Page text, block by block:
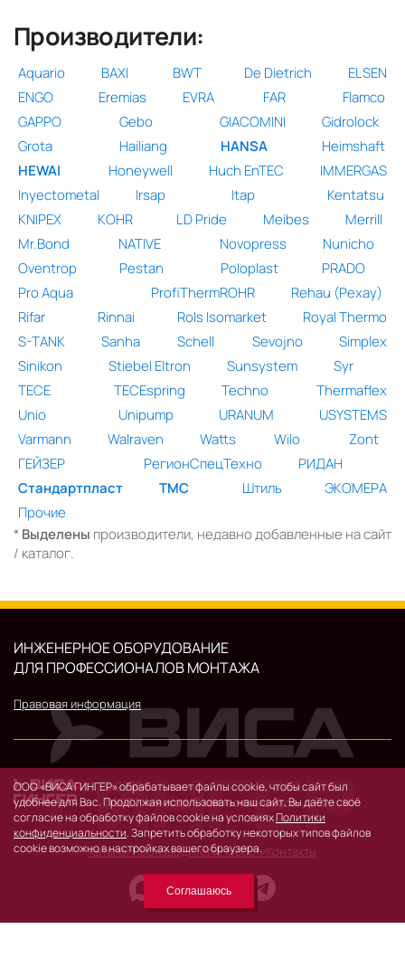
Производители:
Aquario BAXI BWT De Dietrich
ELSEN
ENGO
Eremias EVRA FAR
Flamco
GAPPO
Gebo GIACOMINI
Gidrolock
Grota
Hailiang HANSA
Heimshaft
HEWAI
Honeywell Huch EnTEC
IMMERGAS
Inyectometal
Irsap Itap
Kentatsu
KNIPEX
KOHR LD Pride Meibes
Merrill
Mr.Bond
NATIVE Novopress
Nunicho
Oventrop
Pestan Poloplast
PRADO
Pro Aqua
ProfiThermROHR
Rehau (Рехау)
Rifar
Rinnai Rols Isomarket
Royal Thermo
S-TANK
Sanha Schell Sevojno
Simplex
Sinikon
Stiebel Eltron Sunsystem
Syr
TECE
TECEspring Techno
Thermaflex
Unio
Unipump URANUM
USYSTEMS
Varmann
Walraven Watts Wilo
Zont
ГЕЙЗЕР
РегионСпецТехно
РИДАН
Стандартпласт
ТМС Штиль
ЭКОМЕРА
Прочие
*Выделены производители, недавно добавленные на сайт
/ каталог.
ИНЖЕНЕРНОЕ ОБОРУДОВАНИЕ
ДЛЯ ПРОФЕССИОНАЛОВ МОНТАЖА
Правовая информация
© 2026 г.
119530, Москва, Очаковское шоссе, д. 32.
КаталогПроизводителиНовостиКонтакты
ООО «ВИСА ГИНГЕР» обрабатывает файлы cookie, чтобы сайт был
удобнее для Вас. Продолжая использовать наш сайт, Вы даёте своё
согласие на обработку файлов cookie на условияхПолитики
конфиденциальности. Запретить обработку некоторых типов файлов
cookie возможно в настройках вашего браузера.
Соглашаюсь